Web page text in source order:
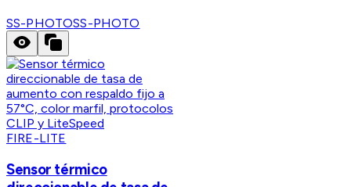
SS-PHOTOSS-PHOTO
FIRE-LITE
Sensor térmico